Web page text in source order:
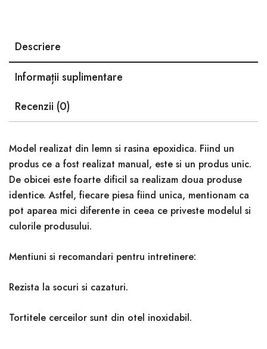
Descriere
Informații suplimentare
Recenzii (0)
Model realizat din lemn si rasina epoxidica. Fiind un
produs ce a fost realizat manual, este si un produs unic.
De obicei este foarte dificil sa realizam doua produse
identice. Astfel, fiecare piesa fiind unica, mentionam ca
pot aparea mici diferente in ceea ce priveste modelul si
culorile produsului.
Mentiuni si recomandari pentru intretinere:
Rezista la socuri si cazaturi.
Tortitele cerceilor sunt din otel inoxidabil.